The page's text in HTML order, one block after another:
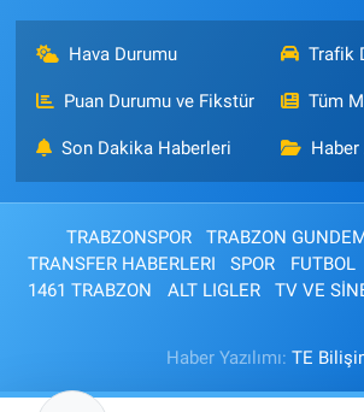
Hava Durumu Trafik
Puan Durumu ve Fikstür Tüm
Son Dakika Haberleri
TRABZONSPOR TRABZON
TRANSFER HABERLERI
SPOR FUTBOL
1461 TRABZON
ALT LIGLER TV VE
Haber Yazılımı: TE